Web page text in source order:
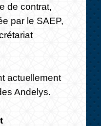
de contrat,
par le SAEP,
actuellement
Andelys.